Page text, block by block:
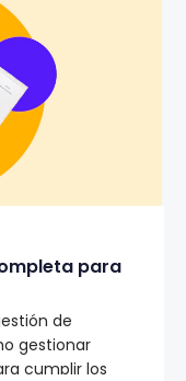
para
de
gestionar
cumplir los